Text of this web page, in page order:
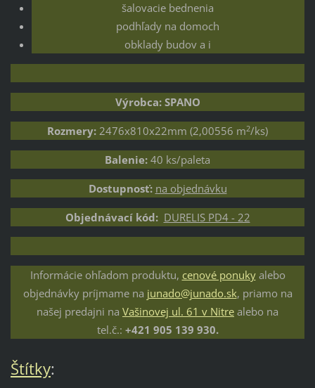
šalovacie bednenia
podhľady na domoch
obklady budov a i
Výrobca: SPANO
Rozmery: 2476x810x22mm (2,00556 m2/ks)
Balenie: 40 ks/paleta
Dostupnosť: na objednávku
Objednávací kód: DURELIS PD4 - 22
Informácie ohľadom produktu, cenové ponukyalebo
objednávky príjmame na junado@junado.sk, priamo na
našej predajni na Vašinovej ul. 61 v Nitre alebo na
tel.č.: +421 905 139 930.
Štítky: